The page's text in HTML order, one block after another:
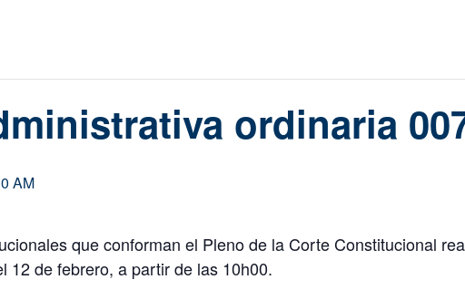
ordinaria
AM
que conforman el Pleno de la Corte Constitucional
12 de febrero, a partir de las 10h00.